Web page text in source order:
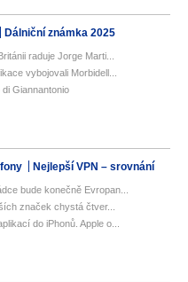
Dálniční známka 2025
raduje Jorge Marti...
vybojovali Morbidell...
Giannantonio
Nejlepší VPN – srovnání
bude konečně Evropan...
značek chystá čtver...
do iPhonů. Apple o...